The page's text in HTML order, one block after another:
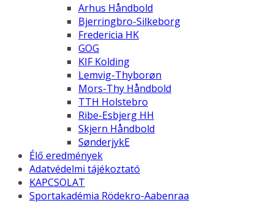
Arhus Håndbold
Bjerringbro-Silkeborg
Fredericia HK
GOG
KIF Kolding
Lemvig-Thyborøn
Mors-Thy Håndbold
TTH Holstebro
Ribe-Esbjerg HH
Skjern Håndbold
SønderjykE
Élő eredmények
Adatvédelmi tájékoztató
KAPCSOLAT
Sportakadémia Rödekro-Aabenraa